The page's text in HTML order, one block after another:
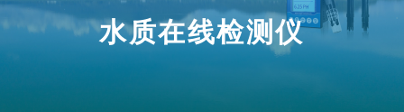
水质在线检测仪